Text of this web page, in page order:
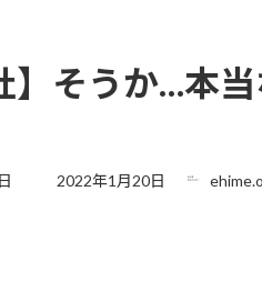
】そうか…本
最
2022年1月20日